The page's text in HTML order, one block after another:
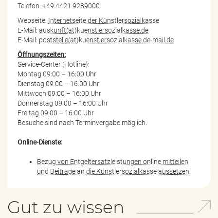
Telefon: +49 4421 9289000
Webseite: Internetseite der Künstlersozialkasse
E-Mail: auskunft(at)kuenstlersozialkasse.de
E-Mail: poststelle(at)kuenstlersozialkasse.de-mail.de
Öffnungszeiten:
Service-Center (Hotline):
Montag 09:00 – 16:00 Uhr
Dienstag 09:00 – 16:00 Uhr
Mittwoch 09:00 – 16:00 Uhr
Donnerstag 09:00 – 16:00 Uhr
Freitag 09:00 – 16:00 Uhr
Besuche sind nach Terminvergabe möglich.
Online-Dienste:
Bezug von Entgeltersatzleistungen online mitteilen
und Beiträge an die Künstlersozialkasse aussetzen
Gut zu wissen